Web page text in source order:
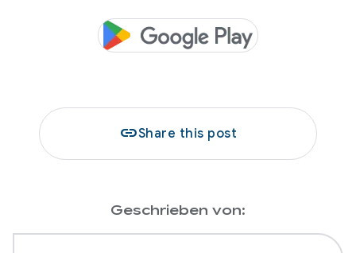
linkShare this post
Geschrieben von: